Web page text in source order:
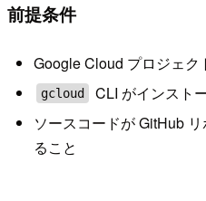
前提条件
Google Cloud プロジェク
gcloud
CLI がインスト
ソースコードが GitHub
ること